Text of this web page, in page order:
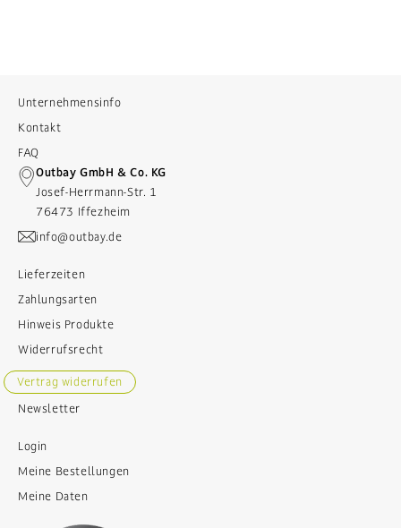
Unternehmensinfo
Kontakt
FAQ
Outbay GmbH & Co. KG
Josef-Herrmann-Str. 1
76473 Iffezheim
info@outbay.de
Lieferzeiten
Zahlungsarten
Hinweis Produkte
Widerrufsrecht
Vertrag widerrufen
Newsletter
Login
Meine Bestellungen
Meine Daten